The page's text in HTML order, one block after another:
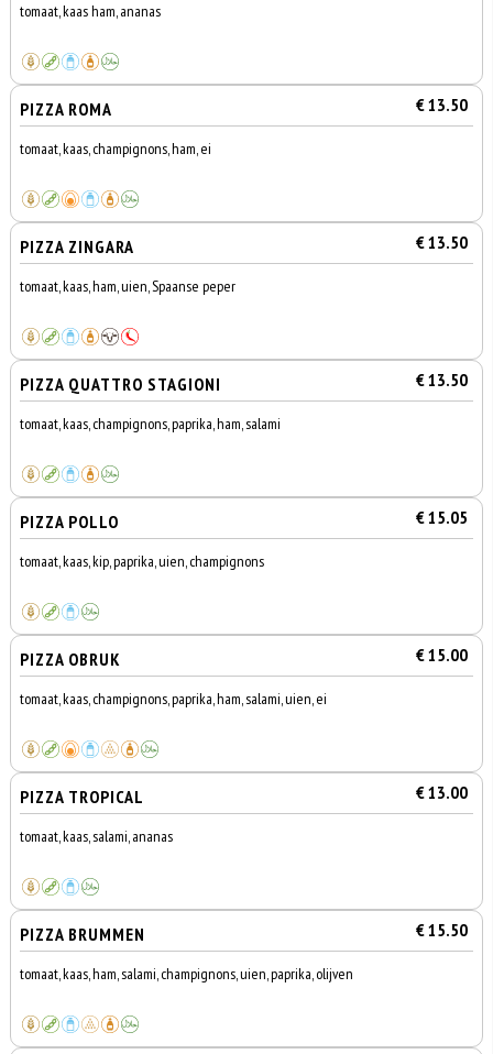
tomaat, kaas ham, ananas
PIZZA ROMA € 13.50
tomaat, kaas, champignons, ham, ei
PIZZA ZINGARA € 13.50
tomaat, kaas, ham, uien, Spaanse peper
PIZZA QUATTRO STAGIONI € 13.50
tomaat, kaas, champignons, paprika, ham, salami
PIZZA POLLO € 15.05
tomaat, kaas, kip, paprika, uien, champignons
PIZZA OBRUK € 15.00
tomaat, kaas, champignons, paprika, ham, salami, uien, ei
PIZZA TROPICAL € 13.00
tomaat, kaas, salami, ananas
PIZZA BRUMMEN € 15.50
tomaat, kaas, ham, salami, champignons, uien, paprika, olijven